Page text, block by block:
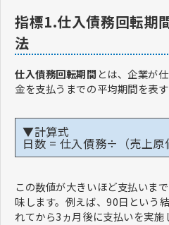
指標1.仕入債務回転期
法
仕入債務回転期間 とは、企業が
金を支払うまでの平均期間を表す
▼計算式
日数 = 仕入債務÷（売上原
この数値が大きいほど支払いま
味します。例えば、90日という
れてから3ヵ月後に支払いを実施